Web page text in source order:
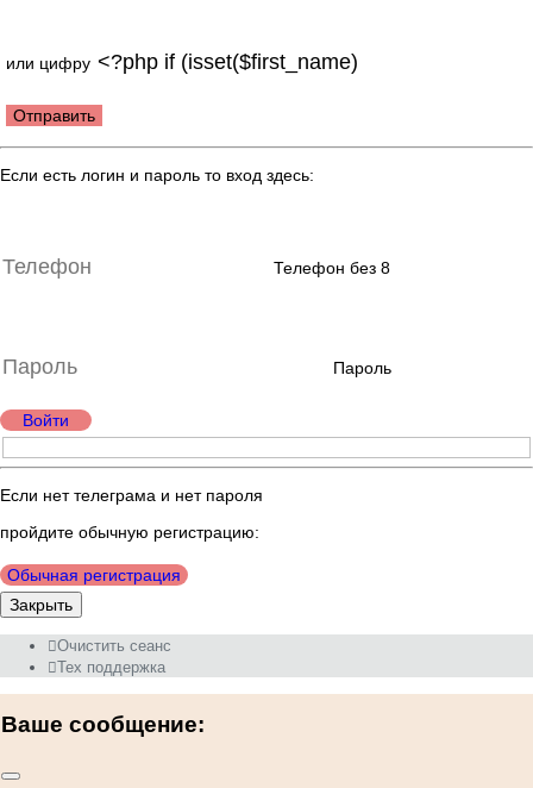
или цифру
Отправить
Если есть логин и пароль то вход здесь:
Телефон без 8
Пароль
Войти
Если нет телеграма и нет пароля
пройдите обычную регистрацию:
Обычная регистрация
Закрыть
Очистить сеанс
Тех поддержка
Ваше сообщение: